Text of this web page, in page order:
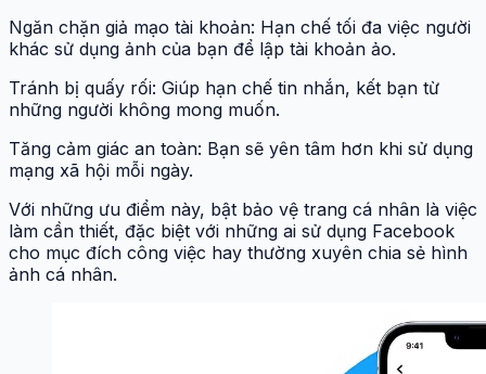
Ngăn chặn giả mạo tài khoản: Hạn chế tối đa việc người
khác sử dụng ảnh của bạn để lập tài khoản ảo.
Tránh bị quấy rối: Giúp hạn chế tin nhắn, kết bạn từ
những người không mong muốn.
Tăng cảm giác an toàn: Bạn sẽ yên tâm hơn khi sử dụng
mạng xã hội mỗi ngày.
Với những ưu điểm này, bật bảo vệ trang cá nhân là việc
làm cần thiết, đặc biệt với những ai sử dụng Facebook
cho mục đích công việc hay thường xuyên chia sẻ hình
ảnh cá nhân.